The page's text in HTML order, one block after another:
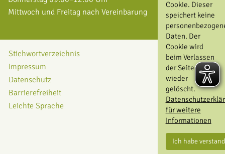
Cookie. Dieser
speichert keine
Daten. Der
Cookie wird
beim Verlassen
der Seite
wieder
gelöscht.
für weitere
Informationen
Ich habe
Mittwoch und Freitag nach Vereinbarung
Stichwortverzeichnis
Impressum
Datenschutz
Barrierefreiheit
Leichte Sprache